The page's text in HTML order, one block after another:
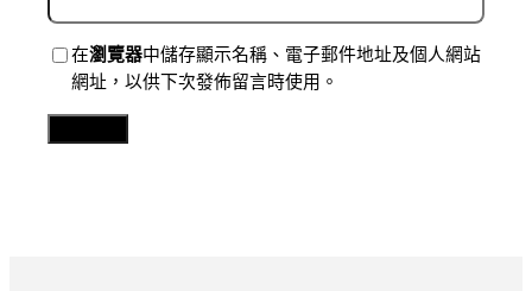
在瀏覽器中儲存顯示名稱、電子郵件地址及個人網站
網址，以供下次發佈留言時使用。